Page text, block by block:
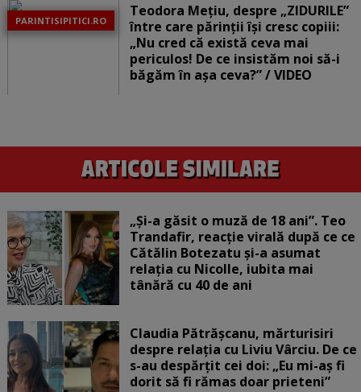
PARINTISIPITICI.RO
Teodora Mețiu, despre „ZIDURILE”
între care părinții își cresc copiii:
„Nu cred că există ceva mai
periculos! De ce insistăm noi să-i
băgăm în așa ceva?” / VIDEO
„Și-a găsit o muză de 18 ani”. Teo
Trandafir, reacție virală după ce ce
Cătălin Botezatu și-a asumat
relația cu Nicolle, iubita mai
tânără cu 40 de ani
Claudia Pătrășcanu, mărturisiri
despre relația cu Liviu Vârciu. De ce
s-au despărțit cei doi: „Eu mi-aș fi
dorit să fi rămas doar prieteni”